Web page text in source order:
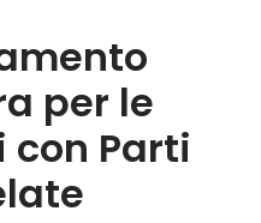
per le
con Parti